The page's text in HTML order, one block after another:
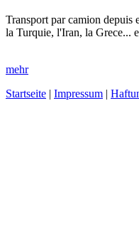
Transport par camion
la Turquie, l'Iran, la Grece...
mehr
Startseite | Impressum |